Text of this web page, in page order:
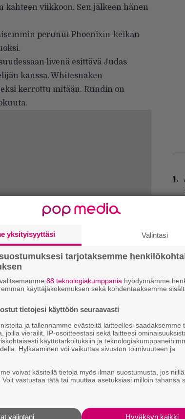
kahteen viikkoon. Sen jälkeen hänen
perunut Phoenixin-keikan
livenä esittävä Judas
kanssa. Whitesnaken
kerrottu mitään. Rundin on
materiaalia löytyytäältäja
kahvitauolla puhutaan! Nappaa
sähköpostiin tästä.
yksityisyyttäsi Valintasi
tarjotaksemme
88 teknologiakumppania hyödynnämme
käyttäjäkokemuksen sekä kohdentaaksemme
tietojesi käyttöön seuraavasti
ja tallennamme evästeitä laitteellesi saadaksemme
joilla vierailit, IP-osoitteestasi sekä laitteesi
käyttötarkoituksiin ja
Hylkääminen voi vaikuttaa sivuston toimivuuteen ja
voivat käsitellä tietoja myös ilman suostumusta, jos
vastustaa tätä tai muuttaa asetuksiasi milloin tahansa
Hyväksyn kaikki
valintani